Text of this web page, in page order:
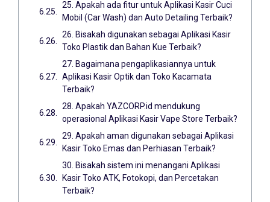
25. Apakah ada fitur untuk Aplikasi Kasir Cuci
Mobil (Car Wash) dan Auto Detailing Terbaik?
26. Bisakah digunakan sebagai Aplikasi Kasir
Toko Plastik dan Bahan Kue Terbaik?
27. Bagaimana pengaplikasiannya untuk
Aplikasi Kasir Optik dan Toko Kacamata
Terbaik?
28. Apakah YAZCORP.id mendukung
operasional Aplikasi Kasir Vape Store Terbaik?
29. Apakah aman digunakan sebagai Aplikasi
Kasir Toko Emas dan Perhiasan Terbaik?
30. Bisakah sistem ini menangani Aplikasi
Kasir Toko ATK, Fotokopi, dan Percetakan
Terbaik?